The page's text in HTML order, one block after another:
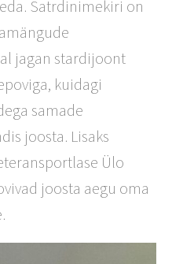
Satrdinimekiri on
jagan stardijoont
kuidagi
samade
joosta. Lisaks
Ülo
joosta aegu oma